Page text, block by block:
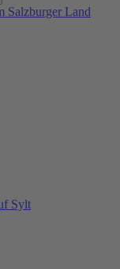
Salzburger Land
Sylt